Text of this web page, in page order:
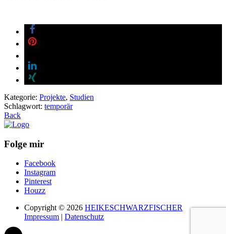
Betreuung:
Planung und Umsetzung:
Kategorie: Projekte, Studien
Schlagwort: temporär
Back
Folge mir
Facebook
Instagram
Pinterest
Houzz
Copyright © 2026 HEIKESCHWARZFISCHER
Impressum | Datenschutz